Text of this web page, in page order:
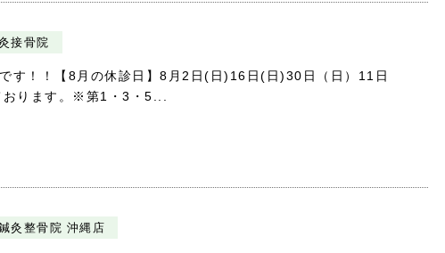
接骨院
す！！【8月の休診日】8月2日(日)16日(日)30日（日）11日
おります。※第1・3・5...
灸整骨院 沖縄店